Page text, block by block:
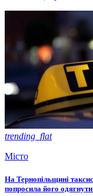
trending_flat
Місто
На Тернопільщині
попросила його